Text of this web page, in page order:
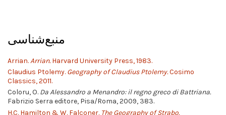
منبع‌شناسی
Arrian.Arrian.Harvard University Press, 1983.
Claudius Ptolemy. Geography of Claudius Ptolemy.Cosimo
Classics, 2011.
Coloru, O. Da Alessandro a Menandro: il regno greco di Battriana.
Fabrizio Serra editore, Pisa/Roma, 2009, 383.
H.C. Hamilton & W. Falconer. The Geography of Strabo.